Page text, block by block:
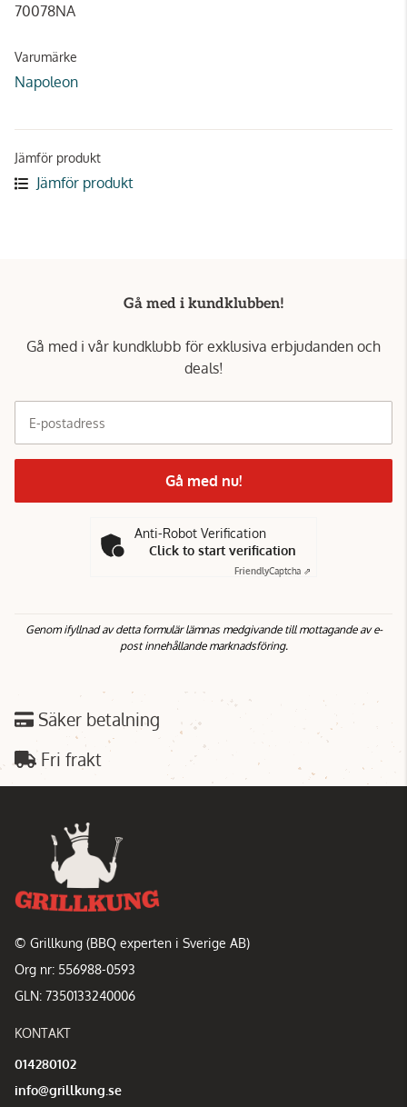
70078NA
Varumärke
Napoleon
Jämför produkt
Jämför produkt
Gå med i kundklubben!
Gå med i vår kundklubb för exklusiva erbjudanden och
deals!
E-postadress
Gå med nu!
Anti-Robot Verification
Click to start verification
FriendlyCaptcha ⇗
Genom ifyllnad av detta formulär lämnas medgivande till mottagande av e-
post innehållande marknadsföring.
Säker betalning
Fri frakt
© Grillkung (BBQ experten i Sverige AB)
Org nr: 556988-0593
GLN: 7350133240006
KONTAKT
014280102
info@grillkung.se